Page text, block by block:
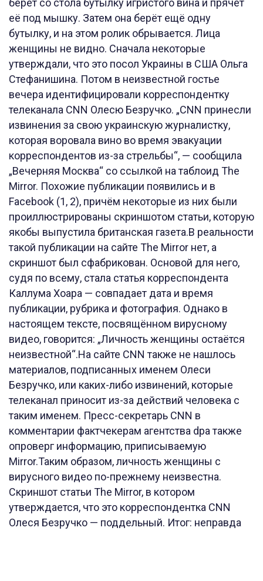
берёт со стола бутылку игристого вина и прячет
её под мышку. Затем она берёт ещё одну
бутылку, и на этом ролик обрывается. Лица
женщины не видно. Сначала некоторые
утверждали, что это посол Украины в США Ольга
Стефанишина. Потом в неизвестной гостье
вечера идентифицировали корреспондентку
телеканала CNN Олесю Безручко. „CNN принесли
извинения за свою украинскую журналистку,
которая воровала вино во время эвакуации
корреспондентов из-за стрельбы“, — сообщила
„Вечерняя Москва“ со ссылкой на таблоид The
Mirror. Похожие публикации появились и в
Facebook (1, 2), причём некоторые из них были
проиллюстрированы скриншотом статьи, которую
якобы выпустила британская газета.В реальности
такой публикации на сайте The Mirror нет, а
скриншот был сфабрикован. Основой для него,
судя по всему, стала статья корреспондента
Каллума Хоара — совпадает дата и время
публикации, рубрика и фотография. Однако в
настоящем тексте, посвящённом вирусному
видео, говорится: „Личность женщины остаётся
неизвестной“.На сайте CNN также не нашлось
материалов, подписанных именем Олеси
Безручко, или каких-либо извинений, которые
телеканал приносит из-за действий человека с
таким именем. Пресс-секретарь CNN в
комментарии фактчекерам агентства dpa также
опроверг информацию, приписываемую
Mirror.Таким образом, личность женщины с
вирусного видео по-прежнему неизвестна.
Скриншот статьи The Mirror, в котором
утверждается, что это корреспондентка CNN
Олеся Безручко — поддельный. Итог: неправда